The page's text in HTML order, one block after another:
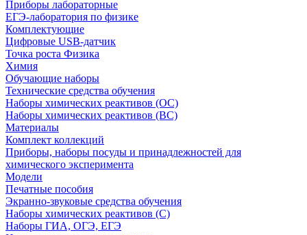
Приборы лабораторные
ЕГЭ-лаборатория по физике
Комплектующие
Цифровые USB-датчик
Точка роста Физика
Химия
Обучающие наборы
Технические средства обучения
Наборы химических реактивов (ОС)
Наборы химических реактивов (ВС)
Материалы
Комплект коллекций
Приборы, наборы посуды и принадлежностей для
химического эксперимента
Модели
Печатные пособия
Экранно-звуковые средства обучения
Наборы химических реактивов (С)
Наборы ГИА, ОГЭ, ЕГЭ